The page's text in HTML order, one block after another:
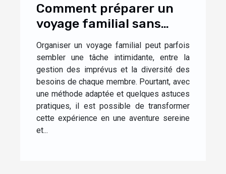
Comment préparer un
voyage familial sans
stress ?
Organiser un voyage familial peut parfois
sembler une tâche intimidante, entre la
gestion des imprévus et la diversité des
besoins de chaque membre. Pourtant, avec
une méthode adaptée et quelques astuces
pratiques, il est possible de transformer
cette expérience en une aventure sereine
et...